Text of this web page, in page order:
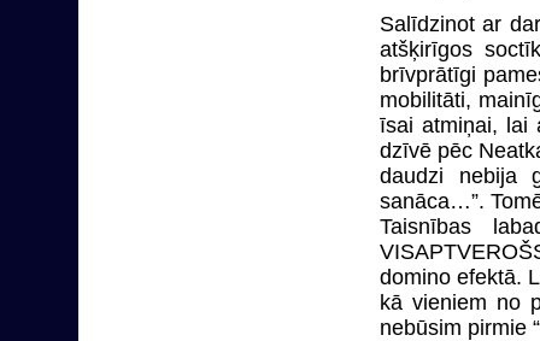
Salīdzinot ar
atšķirīgos
brīvprātīgi
mobilitāti,
īsai atmiņai, lai
dzīvē pēc
daudzi nebija
sanāca…”.
Taisnības
domino efektā.
kā vieniem no
nebūsim pirmie